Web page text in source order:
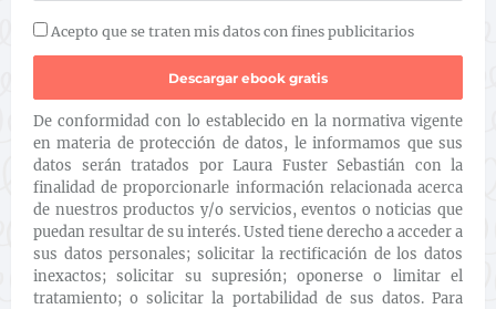
Acepto que se traten mis datos con fines publicitarios
De conformidad con lo establecido en la normativa vigente
en materia de protección de datos, le informamos que sus
datos serán tratados por Laura Fuster Sebastián con la
finalidad de proporcionarle información relacionada acerca
de nuestros productos y/o servicios, eventos o noticias que
puedan resultar de su interés. Usted tiene derecho a acceder a
sus datos personales; solicitar la rectificación de los datos
inexactos; solicitar su supresión; oponerse o limitar el
tratamiento; o solicitar la portabilidad de sus datos. Para